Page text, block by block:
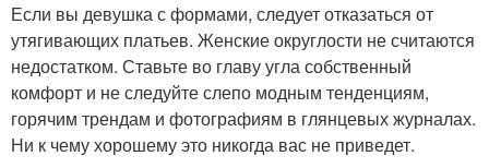
Если вы девушка с формами, следует отказаться от
утягивающих платьев. Женские округлости не считаются
недостатком. Ставьте во главу угла собственный
комфорт и не следуйте слепо модным тенденциям,
горячим трендам и фотографиям в глянцевых журналах.
Ни к чему хорошему это никогда вас не приведет.